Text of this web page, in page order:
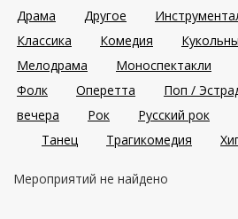
Драма
Другое
Классика
Комедия
Мелодрама
Моноспектакли
Фолк
Оперетта Поп /
вечера
Рок Русский рок
Танец
Трагикомедия
Мероприятий не найдено